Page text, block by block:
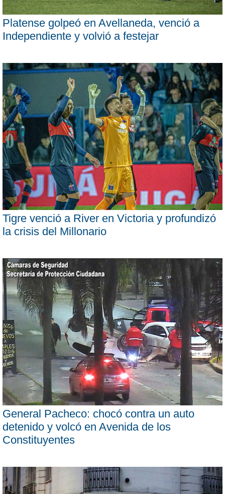
Platense golpeó en Avellaneda, venció a
Independiente y volvió a festejar
Tigre venció a River en Victoria y profundizó
la crisis del Millonario
General Pacheco: chocó contra un auto
detenido y volcó en Avenida de los
Constituyentes